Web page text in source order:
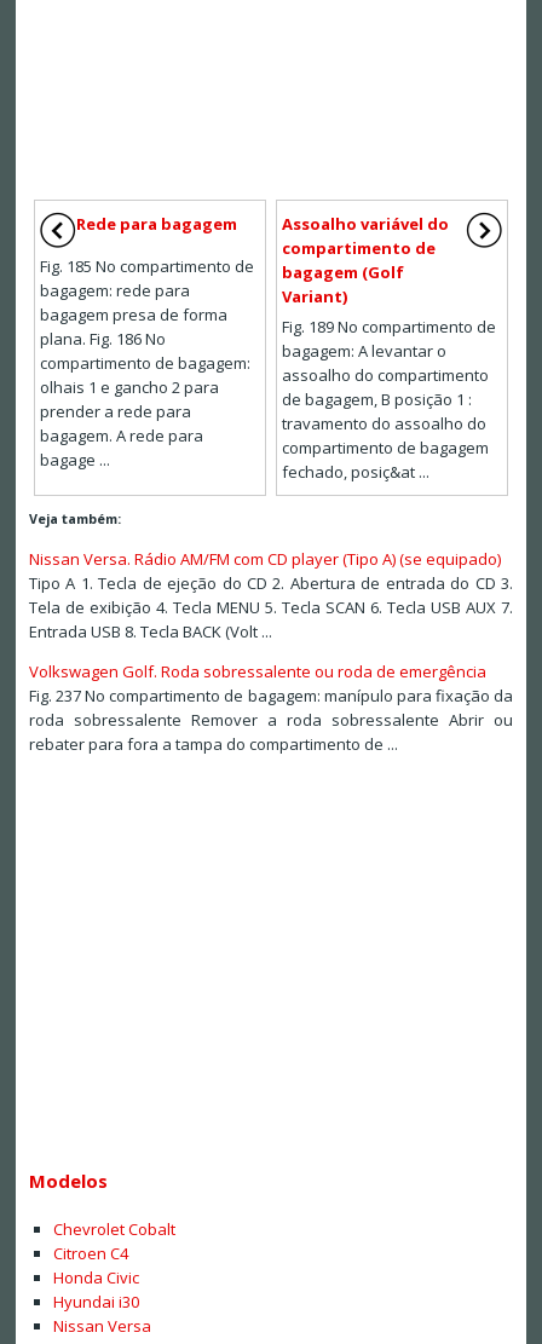
Rede para bagagem
Fig. 185 No compartimento de
bagagem: rede para
bagagem presa de forma
plana. Fig. 186 No
compartimento de bagagem:
olhais 1 e gancho 2 para
prender a rede para
bagagem. A rede para
bagage ...
Assoalho variável do
compartimento de
bagagem (Golf
Variant)
Fig. 189 No compartimento de
bagagem: A levantar o
assoalho do compartimento
de bagagem, B posição 1 :
travamento do assoalho do
compartimento de bagagem
fechado, posiç&at ...
Veja também:
Nissan Versa. Rádio AM/FM com CD player (Tipo A) (se equipado)
Tipo A 1. Tecla de ejeção do CD 2. Abertura de entrada do CD 3.
Tela de exibição 4. Tecla MENU 5. Tecla SCAN 6. Tecla USB AUX 7.
Entrada USB 8. Tecla BACK (Volt ...
Volkswagen Golf. Roda sobressalente ou roda de emergência
Fig. 237 No compartimento de bagagem: manípulo para fixação da
roda sobressalente Remover a roda sobressalente Abrir ou
rebater para fora a tampa do compartimento de ...
Modelos
Chevrolet Cobalt
Citroen C4
Honda Civic
Hyundai i30
Nissan Versa